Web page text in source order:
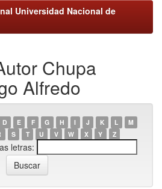
Universidad Nacional de
Chupa
Alfredo
D E F G H I J K L
M
S T U V W X Y Z
letras: